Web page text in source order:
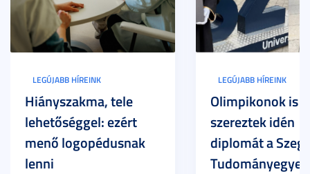
LEGÚJABB HÍREINK
Hiányszakma, tele
lehetőséggel: ezért
menő logopédusnak
lenni
LEGÚJABB HÍREINK
Olimpikonok is
szereztek idén
diplomát a